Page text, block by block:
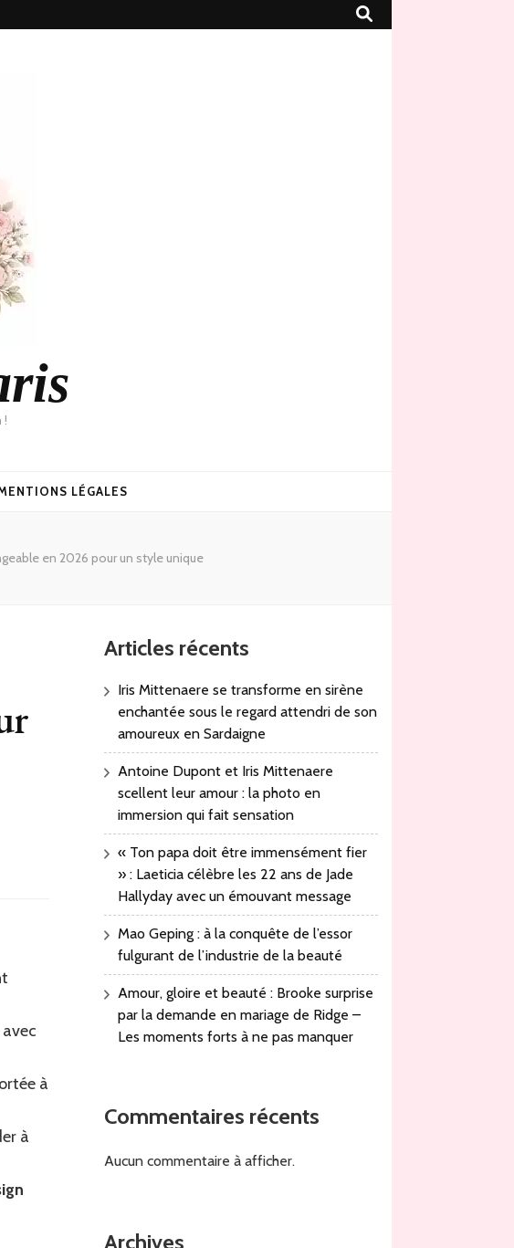
!
LÉGALES
en 2026 pour un style unique
à
à
Articles récents
Iris Mittenaere se transforme en sirène
enchantée sous le regard attendri de son
amoureux en Sardaigne
Antoine Dupont et Iris Mittenaere
scellent leur amour : la photo en
immersion qui fait sensation
« Ton papa doit être immensément fier
» : Laeticia célèbre les 22 ans de Jade
Hallyday avec un émouvant message
Mao Geping : à la conquête de l’essor
fulgurant de l’industrie de la beauté
Amour, gloire et beauté : Brooke surprise
par la demande en mariage de Ridge –
Les moments forts à ne pas manquer
Commentaires récents
Aucun commentaire à afficher.
Archives